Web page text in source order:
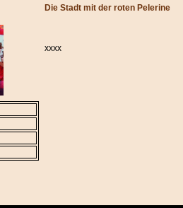
Die Stadt mit der roten Pelerine
xxxx